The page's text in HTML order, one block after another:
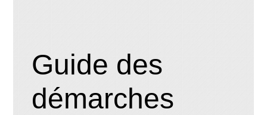
Guide des
démarches